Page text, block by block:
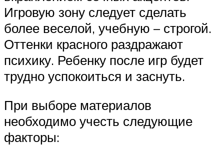
Игровую зону следует сделать
более веселой, учебную – строгой.
Оттенки красного раздражают
психику. Ребенку после игр будет
трудно успокоиться и заснуть.
При выборе материалов
необходимо учесть следующие
факторы: